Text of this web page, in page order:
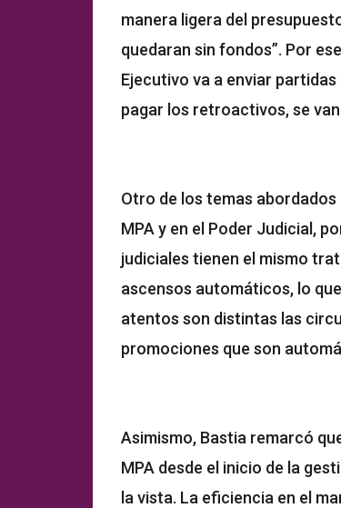
manera ligera del
quedaran sin fondos”. Por
Ejecutivo va a enviar
pagar los retroactivos, se
Otro de los temas
MPA y en el Poder Judicial,
judiciales tienen el mismo
ascensos automáticos, lo
atentos son distintas las
promociones que son
Asimismo, Bastia remarcó
MPA desde el inicio de la
la vista. La eficiencia en el